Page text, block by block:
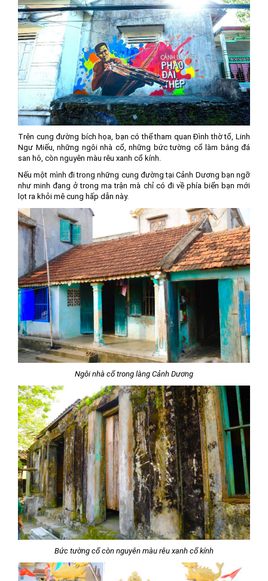
Trên cung đường bích họa, bạn có thể tham quan Đình thờ tổ, Linh
Ngư Miếu, những ngôi nhà cổ, những bức tường cổ làm bằng đá
san hô, còn nguyên màu rêu xanh cổ kính.
Nếu một mình đi trong những cung đường tại Cảnh Dương bạn ngỡ
như minh đang ở trong ma trận mà chỉ có đi về phía biển bạn mới
lọt ra khỏi mê cung hấp dẫn này.
Ngôi nhà cổ trong làng Cảnh Dương
Bức tường cổ còn nguyên màu rêu xanh cổ kính